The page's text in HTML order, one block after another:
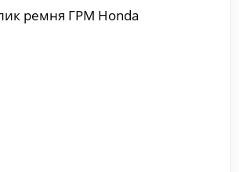
ремня ГРМ Honda